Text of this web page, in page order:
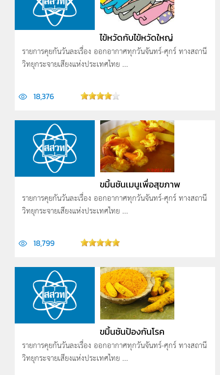
ไข้หวัดกับไข้หวัดใหญ่
รายการคุยกันวันละเรื่อง ออกอากาศทุกวันจันทร์-ศุกร์ ทางสถานี
วิทยุกระจายเสียงแห่งประเทศไทย ...
18,376
ขมิ้นชันเมนูเพื่อสุขภาพ
รายการคุยกันวันละเรื่อง ออกอากาศทุกวันจันทร์-ศุกร์ ทางสถานี
วิทยุกระจายเสียงแห่งประเทศไทย ...
18,799
ขมิ้นชันป้องกันโรค
รายการคุยกันวันละเรื่อง ออกอากาศทุกวันจันทร์-ศุกร์ ทางสถานี
วิทยุกระจายเสียงแห่งประเทศไทย ...